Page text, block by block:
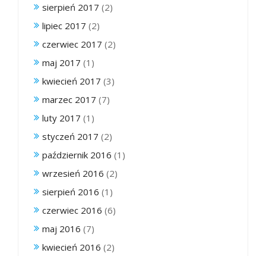
sierpień 2017 (2)
lipiec 2017 (2)
czerwiec 2017 (2)
maj 2017 (1)
kwiecień 2017 (3)
marzec 2017 (7)
luty 2017 (1)
styczeń 2017 (2)
październik 2016 (1)
wrzesień 2016 (2)
sierpień 2016 (1)
czerwiec 2016 (6)
maj 2016 (7)
kwiecień 2016 (2)